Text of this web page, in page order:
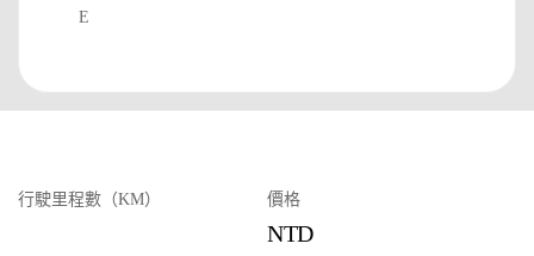
E
行駛里程數（KM） 價格
NTD